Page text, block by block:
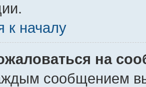
к началу
на
сообщением